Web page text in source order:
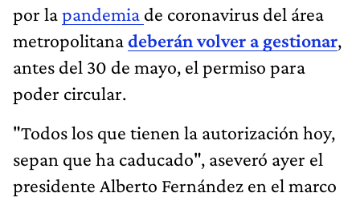
por lapandemia de coronavirus del área
metropolitanadeberán volver a gestionar,
antes del 30 de mayo, el permiso para
poder circular.
"Todos los que tienen la autorización hoy,
sepan que ha caducado", aseveró ayer el
presidente Alberto Fernández en el marco